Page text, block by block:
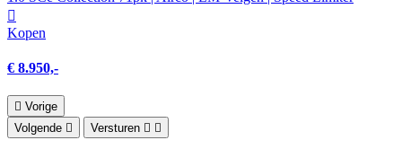
Kopen
€ 8.950,-
Vorige
Volgende
Versturen